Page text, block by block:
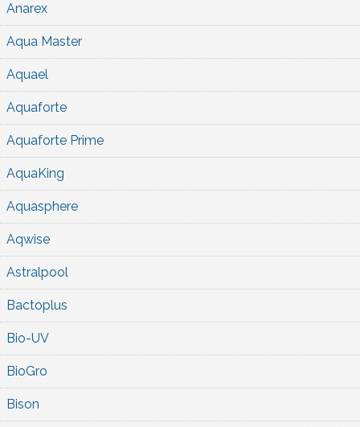
Anarex
Aqua Master
Aquael
Aquaforte
Aquaforte Prime
AquaKing
Aquasphere
Aqwise
Astralpool
Bactoplus
Bio-UV
BioGro
Bison